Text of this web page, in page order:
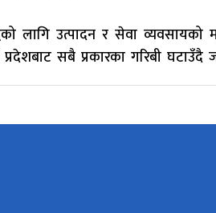
लागि उत्पादन र सेवा
सबै प्रकारका गरिबी घटाउँदै